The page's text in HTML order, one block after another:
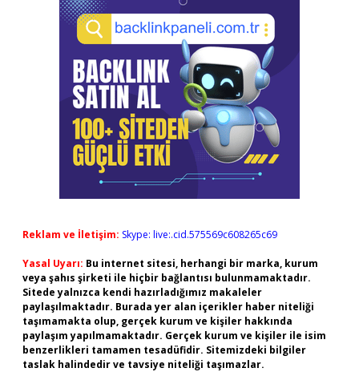
Reklam ve İletişim: Skype: live:.cid.575569c608265c69
Yasal Uyarı: Bu internet sitesi, herhangi bir marka, kurum
veya şahıs şirketi ile hiçbir bağlantısı bulunmamaktadır.
Sitede yalnızca kendi hazırladığımız makaleler
paylaşılmaktadır. Burada yer alan içerikler haber niteliği
taşımamakta olup, gerçek kurum ve kişiler hakkında
paylaşım yapılmamaktadır. Gerçek kurum ve kişiler ile isim
benzerlikleri tamamen tesadüfidir. Sitemizdeki bilgiler
taslak halindedir ve tavsiye niteliği taşımazlar.